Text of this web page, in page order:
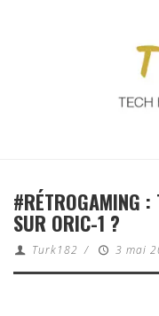
#RÉTROGAMING
SUR ORIC-1 ?
Turk182 / 3 mai